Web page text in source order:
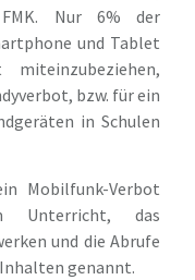
Nur 6% der
und Tablet
bzw. für ein
in Schulen
Mobilfunk-Verbot
Unterricht, das
und die Abrufe
genannt.